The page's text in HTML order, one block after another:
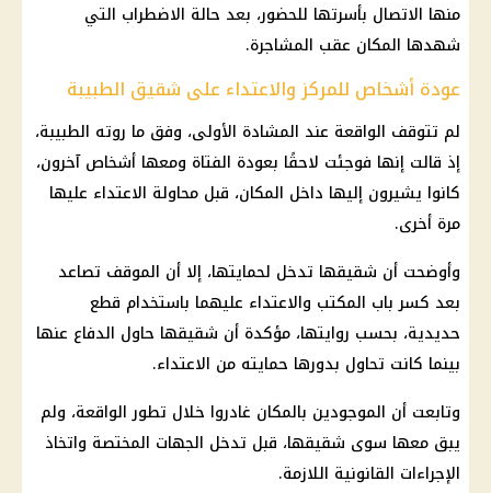
منها الاتصال بأسرتها للحضور، بعد حالة الاضطراب التي
شهدها المكان عقب المشاجرة.
عودة أشخاص للمركز والاعتداء على شقيق الطبيبة
لم تتوقف الواقعة عند المشادة الأولى، وفق ما روته الطبيبة،
إذ قالت إنها فوجئت لاحقًا بعودة الفتاة ومعها أشخاص آخرون،
كانوا يشيرون إليها داخل المكان، قبل محاولة الاعتداء عليها
مرة أخرى.
وأوضحت أن شقيقها تدخل لحمايتها، إلا أن الموقف تصاعد
بعد كسر باب المكتب والاعتداء عليهما باستخدام قطع
حديدية، بحسب روايتها، مؤكدة أن شقيقها حاول الدفاع عنها
بينما كانت تحاول بدورها حمايته من الاعتداء.
وتابعت أن الموجودين بالمكان غادروا خلال تطور الواقعة، ولم
يبق معها سوى شقيقها، قبل تدخل الجهات المختصة واتخاذ
الإجراءات القانونية اللازمة.